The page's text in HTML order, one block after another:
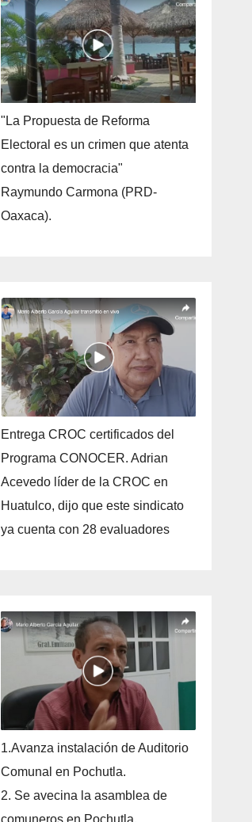
"La Propuesta de Reforma
Electoral es un crimen que atenta
contra la democracia"
Raymundo Carmona (PRD-
Oaxaca).
Entrega CROC certificados del
Programa CONOCER. Adrian
Acevedo líder de la CROC en
Huatulco, dijo que este sindicato
ya cuenta con 28 evaluadores
1.Avanza instalación de Auditorio
Comunal en Pochutla.
2. Se avecina la asamblea de